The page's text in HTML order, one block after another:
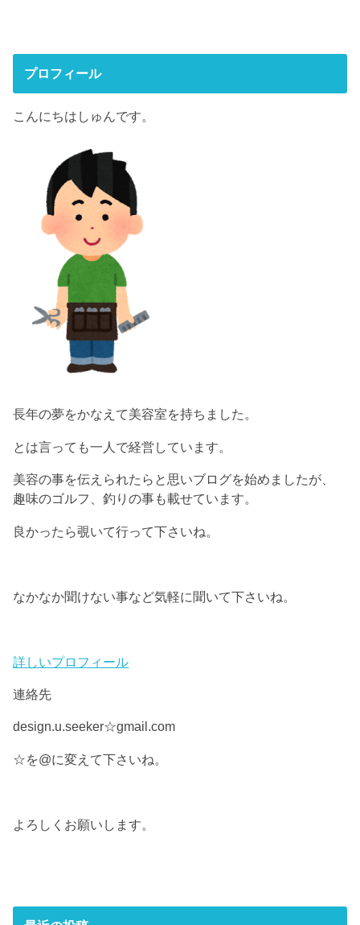
プロフィール
こんにちはしゅんです。
長年の夢をかなえて美容室を持ちました。
とは言っても一人で経営しています。
美容の事を伝えられたらと思いブログを始めましたが、
趣味のゴルフ、釣りの事も載せています。
良かったら覗いて行って下さいね。
なかなか聞けない事など気軽に聞いて下さいね。
詳しいプロフィール
連絡先
design.u.seeker☆gmail.com
☆を@に変えて下さいね。
よろしくお願いします。